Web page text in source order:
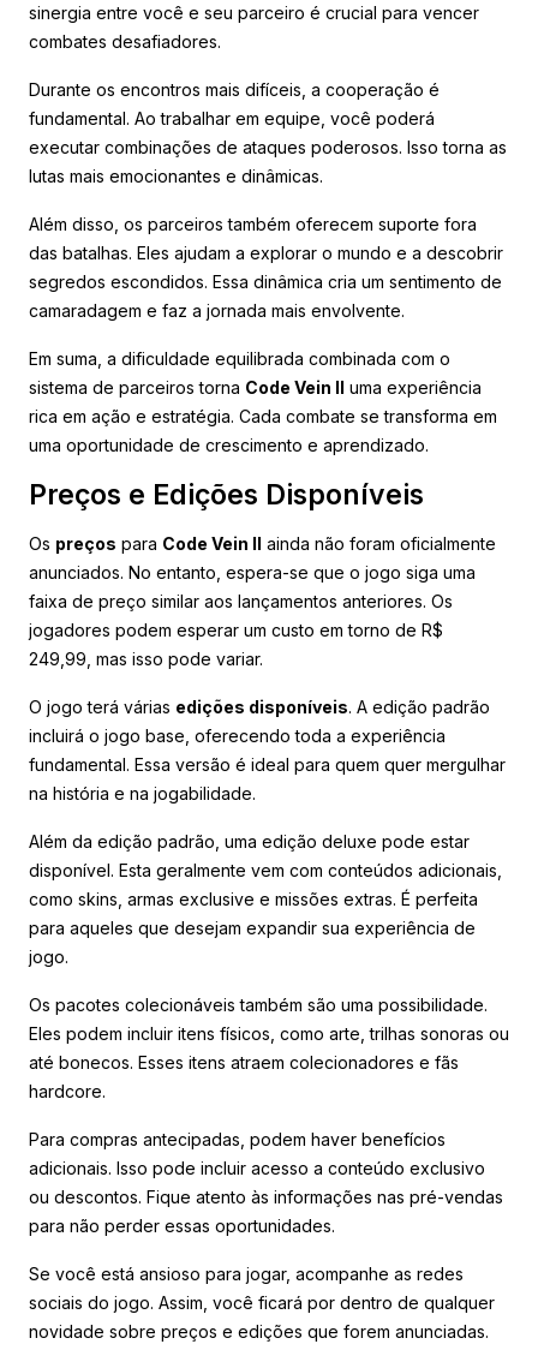
sinergia entre você e seu parceiro é crucial para vencer
combates desafiadores.
Durante os encontros mais difíceis, a cooperação é
fundamental. Ao trabalhar em equipe, você poderá
executar combinações de ataques poderosos. Isso torna as
lutas mais emocionantes e dinâmicas.
Além disso, os parceiros também oferecem suporte fora
das batalhas. Eles ajudam a explorar o mundo e a descobrir
segredos escondidos. Essa dinâmica cria um sentimento de
camaradagem e faz a jornada mais envolvente.
Em suma, a dificuldade equilibrada combinada com o
sistema de parceiros torna Code Vein II uma experiência
rica em ação e estratégia. Cada combate se transforma em
uma oportunidade de crescimento e aprendizado.
Preços e Edições Disponíveis
Os preços para Code Vein II ainda não foram oficialmente
anunciados. No entanto, espera-se que o jogo siga uma
faixa de preço similar aos lançamentos anteriores. Os
jogadores podem esperar um custo em torno de R$
249,99, mas isso pode variar.
O jogo terá várias edições disponíveis. A edição padrão
incluirá o jogo base, oferecendo toda a experiência
fundamental. Essa versão é ideal para quem quer mergulhar
na história e na jogabilidade.
Além da edição padrão, uma edição deluxe pode estar
disponível. Esta geralmente vem com conteúdos adicionais,
como skins, armas exclusive e missões extras. É perfeita
para aqueles que desejam expandir sua experiência de
jogo.
Os pacotes colecionáveis também são uma possibilidade.
Eles podem incluir itens físicos, como arte, trilhas sonoras ou
até bonecos. Esses itens atraem colecionadores e fãs
hardcore.
Para compras antecipadas, podem haver benefícios
adicionais. Isso pode incluir acesso a conteúdo exclusivo
ou descontos. Fique atento às informações nas pré-vendas
para não perder essas oportunidades.
Se você está ansioso para jogar, acompanhe as redes
sociais do jogo. Assim, você ficará por dentro de qualquer
novidade sobre preços e edições que forem anunciadas.